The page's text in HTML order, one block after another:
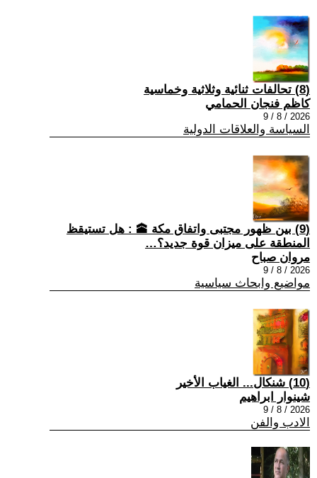
(8) تحالفات ثنائية وثلاثية وخماسية
كاظم فنجان الحمامي
2026 / 8 / 9
السياسة والعلاقات الدولية
(9) بين ظهور مجتبى واتفاق مكة 🕋 : هل تستيقظ
المنطقة على ميزان قوة جديد؟…
مروان صباح
2026 / 8 / 9
مواضيع وابحاث سياسية
(10) شنكال... الغياب الأخير
شينوار ابراهيم
2026 / 8 / 9
الادب والفن